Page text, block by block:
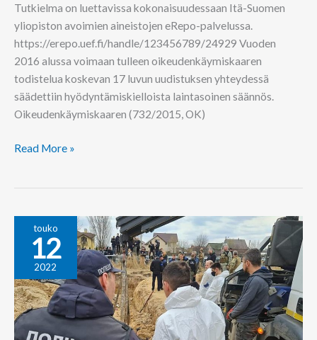
Tutkielma on luettavissa kokonaisuudessaan Itä-Suomen
yliopiston avoimien aineistojen eRepo-palvelussa.
https://erepo.uef.fi/handle/123456789/24929 Vuoden
2016 alussa voimaan tulleen oikeudenkäymiskaaren
todistelua koskevan 17 luvun uudistuksen yhteydessä
säädettiin hyödyntämiskielloista laintasoinen säännös.
Oikeudenkäymiskaaren (732/2015, OK)
Read More »
touko
12
2022
Toimiva
rikosprosessi
oikeusvaltion
takeena